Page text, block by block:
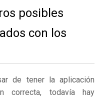
posibles
con los
de tener la aplicación
correcta, todavía hay